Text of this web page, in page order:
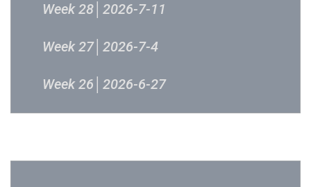
Week 28│2026-7-11
Week 27│2026-7-4
Week 26│2026-6-27
Week 23│2026-6-5